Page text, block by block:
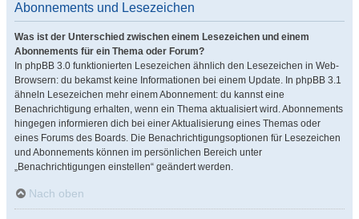
Abonnements und Lesezeichen
Was ist der Unterschied zwischen einem Lesezeichen und einem
Abonnements für ein Thema oder Forum?
In phpBB 3.0 funktionierten Lesezeichen ähnlich den Lesezeichen in Web-
Browsern: du bekamst keine Informationen bei einem Update. In phpBB 3.1
ähneln Lesezeichen mehr einem Abonnement: du kannst eine
Benachrichtigung erhalten, wenn ein Thema aktualisiert wird. Abonnements
hingegen informieren dich bei einer Aktualisierung eines Themas oder
eines Forums des Boards. Die Benachrichtigungsoptionen für Lesezeichen
und Abonnements können im persönlichen Bereich unter
„Benachrichtigungen einstellen“ geändert werden.
Nach oben